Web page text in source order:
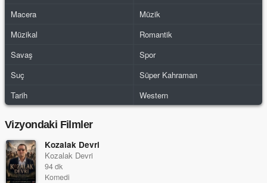
Macera
Müzik
Müzikal
Romantik
Savaş
Spor
Suç
Süper Kahraman
Tarih
Western
Vizyondaki Filmler
Kozalak Devri
Kozalak Devri
94 dk
Komedi